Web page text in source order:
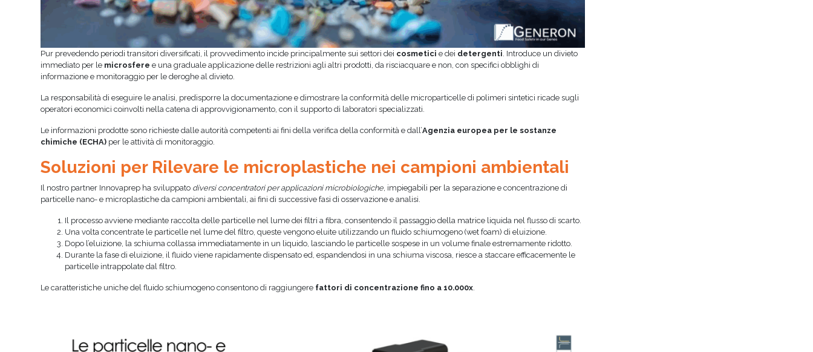
Pur prevedendo periodi transitori diversificati, il provvedimento incide principalmente sui settori dei cosmetici e dei detergenti . Introduce un divieto
immediato per le microsfere e una graduale applicazione delle restrizioni agli altri prodotti, da risciacquare e non, con specifici obblighi di
informazione e monitoraggio per le deroghe al divieto.
La responsabilità di eseguire le analisi, predisporre la documentazione e dimostrare la conformità delle microparticelle di polimeri sintetici ricade sugli
operatori economici coinvolti nella catena di approvvigionamento, con il supporto di laboratori specializzati.
Le informazioni prodotte sono richieste dalle autorità competenti ai fini della verifica della conformità e dall’Agenzia europea per le sostanze
chimiche (ECHA) per le attività di monitoraggio.
Soluzioni per Rilevare le microplastiche nei campioni ambientali
Il nostro partner Innovaprep ha sviluppato diversi concentratori per applicazioni microbiologiche , impiegabili per la separazione e concentrazione di
particelle nano- e microplastiche da campioni ambientali, ai fini di successive fasi di osservazione e analisi.
Il processo avviene mediante raccolta delle particelle nel lume dei filtri a fibra, consentendo il passaggio della matrice liquida nel flusso di scarto.
Una volta concentrate le particelle nel lume del filtro, queste vengono eluite utilizzando un fluido schiumogeno (wet foam) di eluizione.
Dopo l’eluizione, la schiuma collassa immediatamente in un liquido, lasciando le particelle sospese in un volume finale estremamente ridotto.
Durante la fase di eluizione, il fluido viene rapidamente dispensato ed, espandendosi in una schiuma viscosa, riesce a staccare efficacemente le
particelle intrappolate dal filtro.
Le caratteristiche uniche del fluido schiumogeno consentono di raggiungere fattori di concentrazione fino a 10.000x